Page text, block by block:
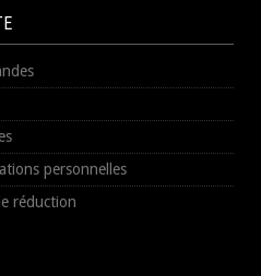
personnelles
réduction